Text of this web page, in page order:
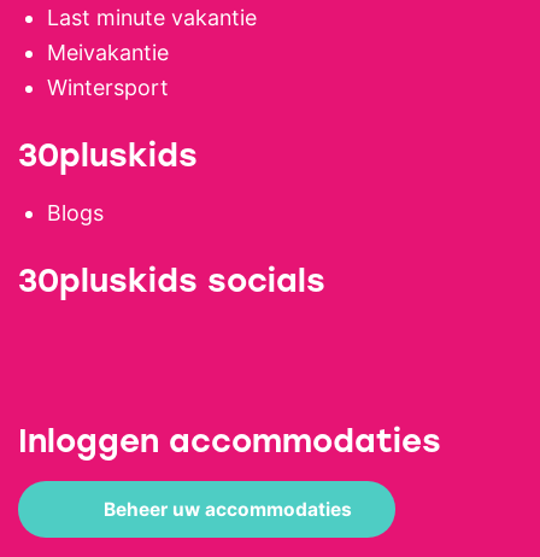
Last minute vakantie
Meivakantie
Wintersport
30pluskids
Blogs
30pluskids socials
Inloggen accommodaties
Beheer uw accommodaties